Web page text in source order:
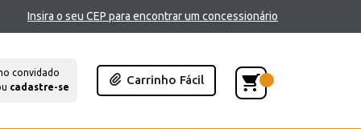
Insira o seu CEP para encontrar um concessionário
convidado
cadastre-se
Carrinho Fácil